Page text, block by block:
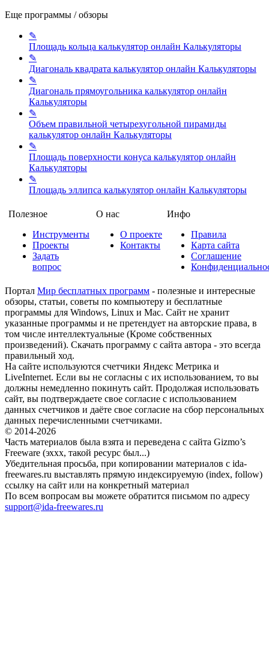
Еще программы / обзоры
✎
Площадь кольца калькулятор онлайн Калькуляторы
✎
Диагональ квадрата калькулятор онлайн Калькуляторы
✎
Диагональ прямоугольника калькулятор онлайн
Калькуляторы
✎
Объем правильной четырехугольной пирамиды
калькулятор онлайн Калькуляторы
✎
Площадь поверхности конуса калькулятор онлайн
Калькуляторы
✎
Площадь эллипса калькулятор онлайн Калькуляторы
Полезное
Инструменты
Проекты
Задать
вопрос
О нас
О проекте
Контакты
Инфо
Правила
Карта сайта
Соглашение
Портал Мир бесплатных программ - полезные и интересные
обзоры, статьи, советы по компьютеру и бесплатные
программы для Windows, Linux и Mac. Сайт не хранит
указанные программы и не претендует на авторские права, в
том числе интеллектуальные (Кроме собственных
произведений). Скачать программу с сайта автора - это всегда
правильный ход.
На сайте используются счетчики Яндекс Метрика и
LiveInternet. Если вы не согласны с их использованием, то вы
должны немедленно покинуть сайт. Продолжая использовать
сайт, вы подтверждаете свое согласие с использованием
данных счетчиков и даёте свое согласие на сбор персональных
данных перечисленными счетчиками.
© 2014-2026
Часть материалов была взята и переведена с сайта Gizmo’s
Freeware (эххх, такой ресурс был...)
Убедительная просьба, при копировании материалов с ida-
freewares.ru выставлять прямую индексируемую (index, follow)
ссылку на сайт или на конкретный материал
По всем вопросам вы можете обратится письмом по адресу
support@ida-freewares.ru